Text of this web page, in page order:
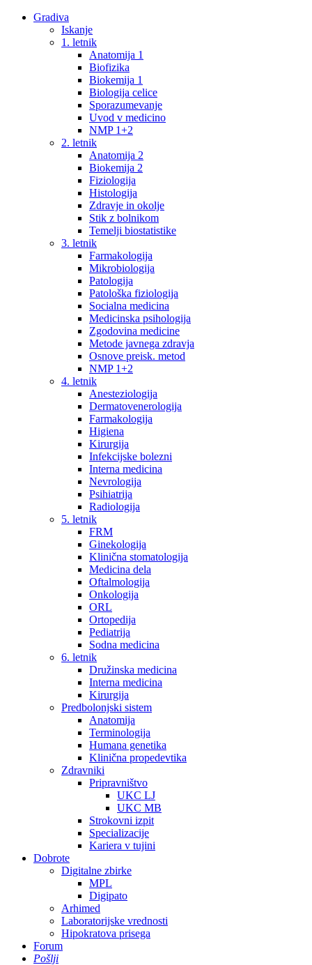
Gradiva
Iskanje
1. letnik
Anatomija 1
Biofizika
Biokemija 1
Biologija celice
Sporazumevanje
Uvod v medicino
NMP 1+2
2. letnik
Anatomija 2
Biokemija 2
Fiziologija
Histologija
Zdravje in okolje
Stik z bolnikom
Temelji biostatistike
3. letnik
Farmakologija
Mikrobiologija
Patologija
Patološka fiziologija
Socialna medicina
Medicinska psihologija
Zgodovina medicine
Metode javnega zdravja
Osnove preisk. metod
NMP 1+2
4. letnik
Anesteziologija
Dermatovenerologija
Farmakologija
Higiena
Kirurgija
Infekcijske bolezni
Interna medicina
Nevrologija
Psihiatrija
Radiologija
5. letnik
FRM
Ginekologija
Klinična stomatologija
Medicina dela
Oftalmologija
Onkologija
ORL
Ortopedija
Pediatrija
Sodna medicina
6. letnik
Družinska medicina
Interna medicina
Kirurgija
Predbolonjski sistem
Anatomija
Terminologija
Humana genetika
Klinična propedevtika
Zdravniki
Pripravništvo
UKC LJ
UKC MB
Strokovni izpit
Specializacije
Kariera v tujini
Dobrote
Digitalne zbirke
MPL
Digipato
Arhimed
Laboratorijske vrednosti
Hipokratova prisega
Forum
Pošlji